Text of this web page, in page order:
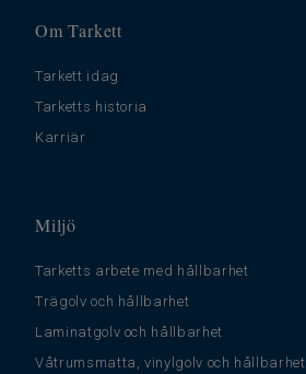
Om Tarkett
Tarkett idag
Tarketts historia
Karriär
Miljö
Tarketts arbete med hållbarhet
Trägolv och hållbarhet
Laminatgolv och hållbarhet
Våtrumsmatta, vinylgolv och hållbarhet